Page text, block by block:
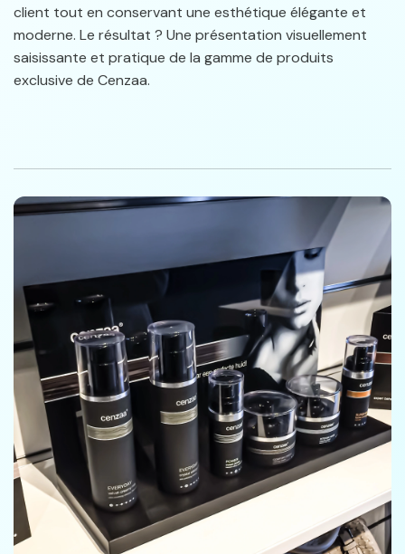
client tout en conservant une esthétique élégante et
moderne. Le résultat ? Une présentation visuellement
saisissante et pratique de la gamme de produits
exclusive de Cenzaa.